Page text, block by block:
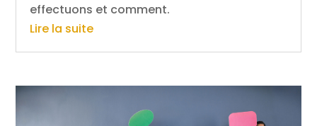
effectuons et comment.
Lire la suite